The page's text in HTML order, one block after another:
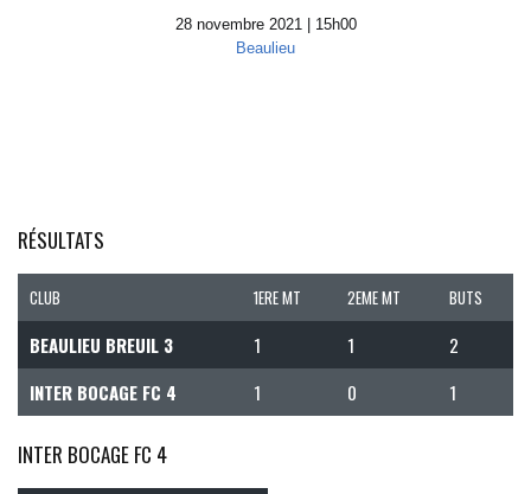
28 novembre 2021 | 15h00
Beaulieu
RÉSULTATS
CLUB 1ERE MT 2EME MT BUTS
BEAULIEU BREUIL 3 1 1
2
INTER BOCAGE FC 4
1 0 1
INTER BOCAGE FC 4